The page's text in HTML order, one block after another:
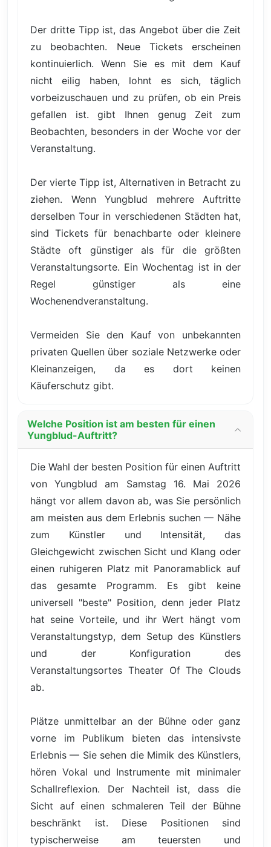
Der dritte Tipp ist, das Angebot über die Zeit
zu beobachten. Neue Tickets erscheinen
kontinuierlich. Wenn Sie es mit dem Kauf
nicht eilig haben, lohnt es sich, täglich
vorbeizuschauen und zu prüfen, ob ein Preis
gefallen ist. gibt Ihnen genug Zeit zum
Beobachten, besonders in der Woche vor der
Veranstaltung.
Der vierte Tipp ist, Alternativen in Betracht zu
ziehen. Wenn Yungblud mehrere Auftritte
derselben Tour in verschiedenen Städten hat,
sind Tickets für benachbarte oder kleinere
Städte oft günstiger als für die größten
Veranstaltungsorte. Ein Wochentag ist in der
Regel günstiger als eine
Wochenendveranstaltung.
Vermeiden Sie den Kauf von unbekannten
privaten Quellen über soziale Netzwerke oder
Kleinanzeigen, da es dort keinen
Käuferschutz gibt.
Welche Position ist am besten für einen
Yungblud-Auftritt?
Die Wahl der besten Position für einen Auftritt
von Yungblud am Samstag 16. Mai 2026
hängt vor allem davon ab, was Sie persönlich
am meisten aus dem Erlebnis suchen — Nähe
zum Künstler und Intensität, das
Gleichgewicht zwischen Sicht und Klang oder
einen ruhigeren Platz mit Panoramablick auf
das gesamte Programm. Es gibt keine
universell "beste" Position, denn jeder Platz
hat seine Vorteile, und ihr Wert hängt vom
Veranstaltungstyp, dem Setup des Künstlers
und der Konfiguration des
Veranstaltungsortes Theater Of The Clouds
ab.
Plätze unmittelbar an der Bühne oder ganz
vorne im Publikum bieten das intensivste
Erlebnis — Sie sehen die Mimik des Künstlers,
hören Vokal und Instrumente mit minimaler
Schallreflexion. Der Nachteil ist, dass die
Sicht auf einen schmaleren Teil der Bühne
beschränkt ist. Diese Positionen sind
typischerweise am teuersten und